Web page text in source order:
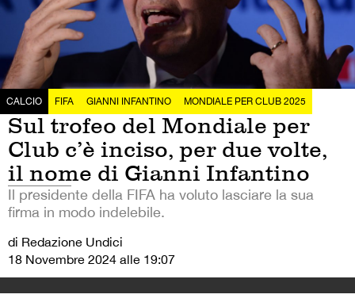
CALCIO FIFA GIANNI INFANTINO MONDIALE PER CLUB 2025
Sul trofeo del Mondiale per
Club c’è inciso, per due volte,
il nome di Gianni Infantino
Il presidente della FIFA ha voluto lasciare la sua
firma in modo indelebile.
di Redazione Undici
18 Novembre 2024 alle 19:07